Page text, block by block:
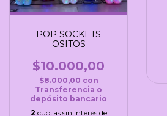
POP SOCKETS
OSITOS
$10.000,00
$8.000,00 con
Transferencia o
depósito bancario
2 cuotas sin interés de